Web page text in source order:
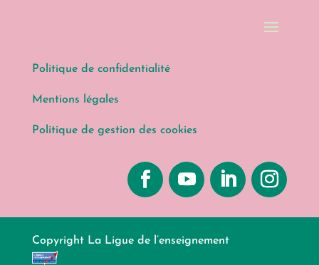
Politique de confidentialité
Mentions légales
Politique de gestion des cookies
Copyright La Ligue de l’enseignement